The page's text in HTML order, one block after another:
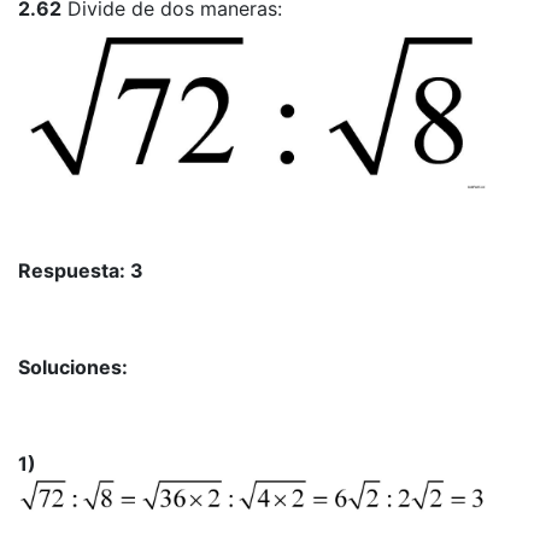
2.62 Divide de dos maneras:
Respuesta: 3
Soluciones:
1)